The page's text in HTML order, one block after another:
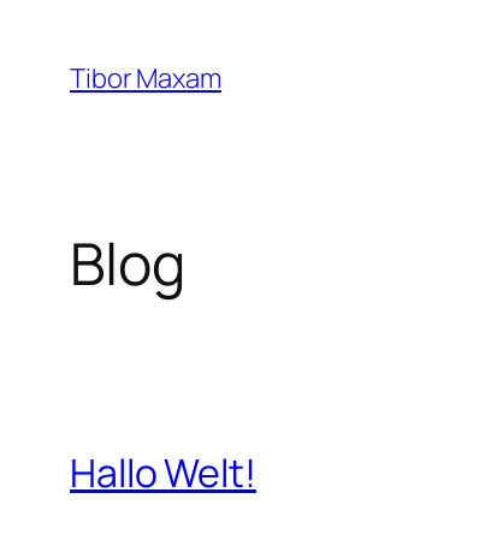
Inhalt
springen
Tibor Maxam
Blog
Hallo Welt!